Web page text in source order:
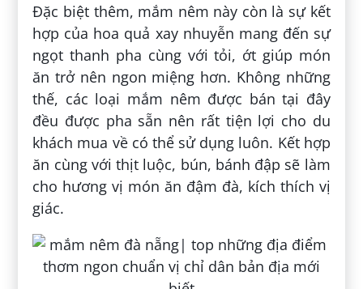
Đặc biệt thêm, mắm nêm này còn là sự kết
hợp của hoa quả xay nhuyễn mang đến sự
ngọt thanh pha cùng với tỏi, ớt giúp món
ăn trở nên ngon miệng hơn. Không những
thế, các loại mắm nêm được bán tại đây
đều được pha sẵn nên rất tiện lợi cho du
khách mua về có thể sử dụng luôn. Kết hợp
ăn cùng với thịt luộc, bún, bánh đập sẽ làm
cho hương vị món ăn đậm đà, kích thích vị
giác.